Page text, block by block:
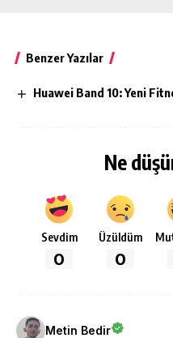
Benzer Yazılar
Huawei Band 10: Yeni
Ne
Sevdim
0
Üzüldüm
0
Metin Bedir